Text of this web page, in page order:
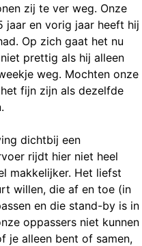
zij te ver weg. Onze
jaar en vorig jaar heeft hij
Op zich gaat het nu
prettig als hij alleen
weg. Mochten onze
fijn zijn als dezelfde
dichtbij een
rijdt hier niet heel
makkelijker. Het liefst
willen, die af en toe (in
en die stand-by is in
oppassers niet kunnen
je alleen bent of samen,